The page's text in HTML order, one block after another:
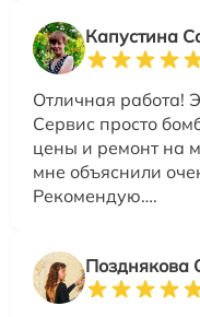
Капустина
Отличная работа!
Сервис просто
цены и ремонт на
мне объяснили
Рекомендую….
Позднякова